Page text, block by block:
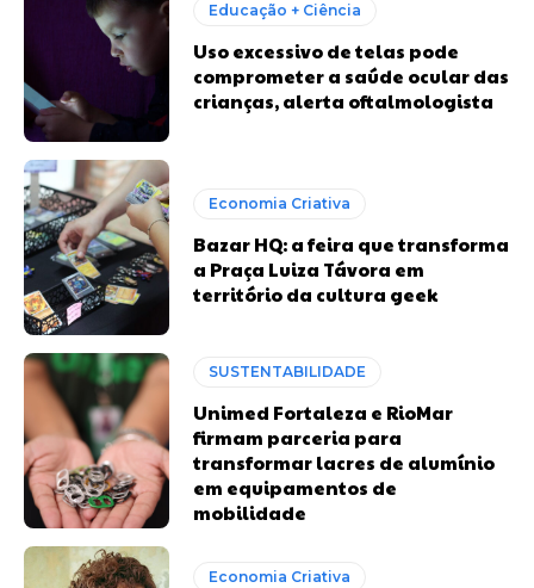
Educação + Ciência
Uso excessivo de telas pode
comprometer a saúde ocular das
crianças, alerta oftalmologista
Economia Criativa
Bazar HQ: a feira que transforma
a Praça Luiza Távora em
território da cultura geek
SUSTENTABILIDADE
Unimed Fortaleza e RioMar
firmam parceria para
transformar lacres de alumínio
em equipamentos de
mobilidade
Economia Criativa